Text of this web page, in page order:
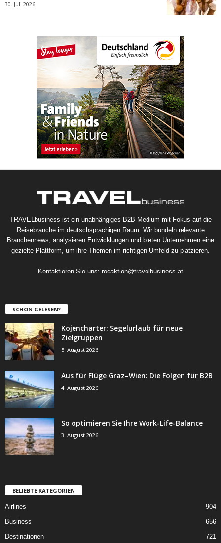
30. Juli 2026
TRAVELbusiness ist ein unabhängiges B2B-Medium mit Fokus auf die
Reisebranche im deutschsprachigen Raum. Wir bündeln relevante
Branchennews, analysieren Entwicklungen und bieten Unternehmen eine
gezielte Plattform, um ihre Themen im richtigen Umfeld zu platzieren.
Kontaktieren Sie uns: redaktion@travelbusiness.at
SCHON GELESEN?
Kojencharter: Segelurlaub für neue
Zielgruppen
5. August 2026
Aus für Flüge Graz–Wien: Die Folgen für B2B
4. August 2026
So optimieren Sie Ihre Work-Life-Balance
3. August 2026
BELIEBTE KATEGORIEN
Airlines
904
Business
656
Destinationen
721